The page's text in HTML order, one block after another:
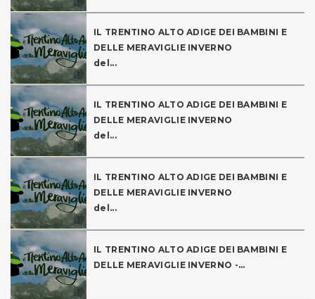
IL TRENTINO ALTO ADIGE DEI BAMBINI E
DELLE MERAVIGLIE INVERNO
del...
IL TRENTINO ALTO ADIGE DEI BAMBINI E
DELLE MERAVIGLIE INVERNO
del...
IL TRENTINO ALTO ADIGE DEI BAMBINI E
DELLE MERAVIGLIE INVERNO
del...
IL TRENTINO ALTO ADIGE DEI BAMBINI E
DELLE MERAVIGLIE INVERNO -...